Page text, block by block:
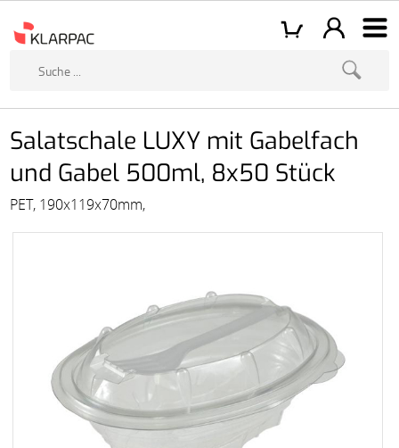
Salatschale LUXY mit Gabelfach
und Gabel 500ml, 8x50 Stück
PET, 190x119x70mm,